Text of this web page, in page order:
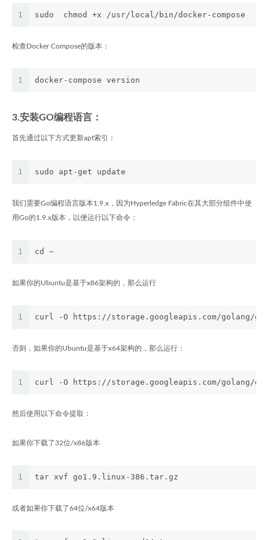
1 sudo  chmod +x /usr/local/bin/docker-compose
检查Docker Compose的版本：
1 docker-compose version
3.安装GO编程语言：
首先通过以下方式更新apt索引：
1 sudo apt-get update
我们需要Go编程语言版本1.9.x，因为Hyperledge Fabric在其大部分组件中使
用Go的1.9.x版本，以便运行以下命令：
1 cd ~
如果你的Ubuntu是基于x86架构的，那么运行
1 curl -O https://storage.googleapis.com/golang/
否则，如果你的Ubuntu是基于x64架构的，那么运行：
1 curl -O https://storage.googleapis.com/golang/
然后使用以下命令提取：
如果你下载了32位/x86版本
1 tar xvf go1.9.linux-386.tar.gz
或者如果你下载了64位/x64版本